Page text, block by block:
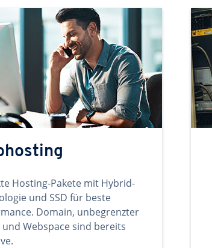
Hosting-Pakete mit Hybrid-
und SSD für beste
Domain, unbegrenzter
Webspace sind bereits